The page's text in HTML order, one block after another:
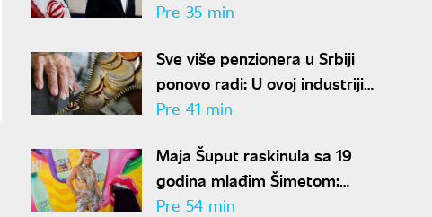
otkrio šta Vašington prvo mora
Pre 35 min
Sve više penzionera u Srbiji
ponovo radi: U ovoj industriji
postali nezamenljiva radna
Pre 41 min
Maja Šuput raskinula sa 19
godina mlađim Šimetom:
Pokazala brutalno telo u petoj
Pre 54 min